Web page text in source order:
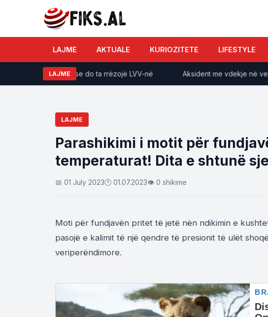
LAJME AKTUALE KURIOZITETE LIFESTYLE
LAJME
me shpresën se do ta rrëzojë LVV-në Aksident me vdekje në vend,
LAJME
Parashikimi i motit për
temperaturat! Dita e shtunë
📅 01 July 2023🕐 01.07.2023👁 0 shikime
Moti për fundjavën pritet të jetë nën ndikimin e
pasojë e kalimit të një qendre të presionit të ulët
veriperëndimore.